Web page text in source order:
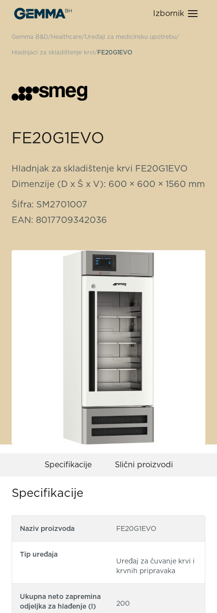
Izbornik
Gemma B&D Healthcare Uređaji za medicinsku upotrebu
Hladnjaci za skladištenje krvi FE20G1EVO
FE20G1EVO
Hladnjak za skladištenje krvi FE20G1EVO
Dimenzije (D x Š x V): 600 × 600 × 1560 mm
Šifra: SM2701007
EAN: 8017709342036
Specifikacije Slični proizvodi
Specifikacije
Naziv proizvoda FE20G1EVO
Tip uređaja
Uređaj za čuvanje krvi i
krvnih pripravaka
Ukupna neto zapremina
odjeljka za hlađenje (l)
200